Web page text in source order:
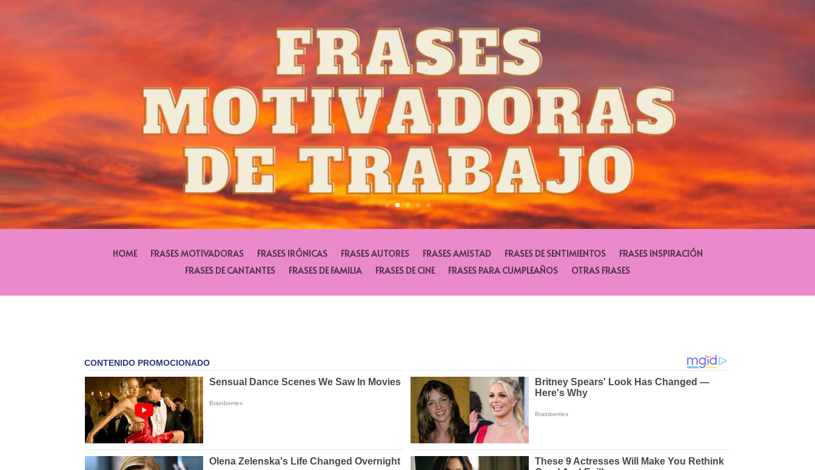
HOME FRASES MOTIVADORAS FRASES IRÓNICAS FRASES AUTORES FRASES AMISTAD FRASES DE SENTIMIENTOS
FRASES INSPIRACIÓN
FRASES DE CANTANTES
FRASES DE FAMILIA FRASES DE CINE FRASES PARA CUMPLEAÑOS OTRAS FRASES